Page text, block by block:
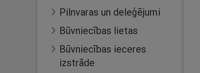
Pilnvaras un deleģējumi
Būvniecības lietas
Būvniecības ieceres
izstrāde